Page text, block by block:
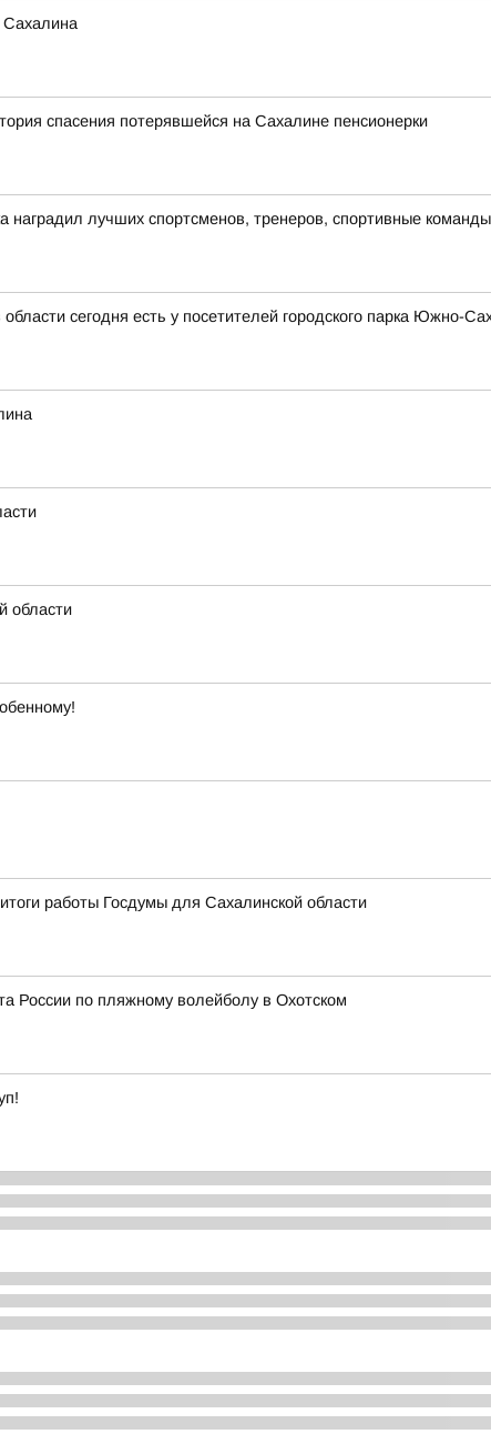
Сахалина
спасения потерявшейся на Сахалине пенсионерки
наградил лучших спортсменов, тренеров, спортивные
сегодня есть у посетителей городского парка Южно-
области
работы Госдумы для Сахалинской области
России по пляжному волейболу в Охотском